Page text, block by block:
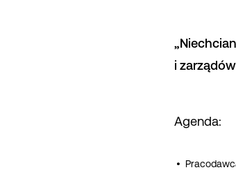
i
Agenda: